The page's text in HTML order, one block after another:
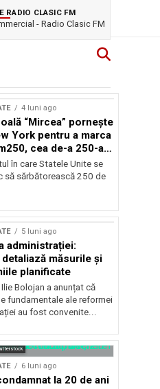
RADIO CLASIC FM
- Radio Clasic FM
4 luni ago
“Mircea” pornește
York pentru a marca
cea de-a 250-a
a Statelor Unite
în care Statele Unite se
să sărbătorească 250 de
5 luni ago
administrației:
măsurile și
planificate
Bolojan a anunțat că
fundamentale ale reformei
au fost convenite...
6 luni ago
la 20 de ani